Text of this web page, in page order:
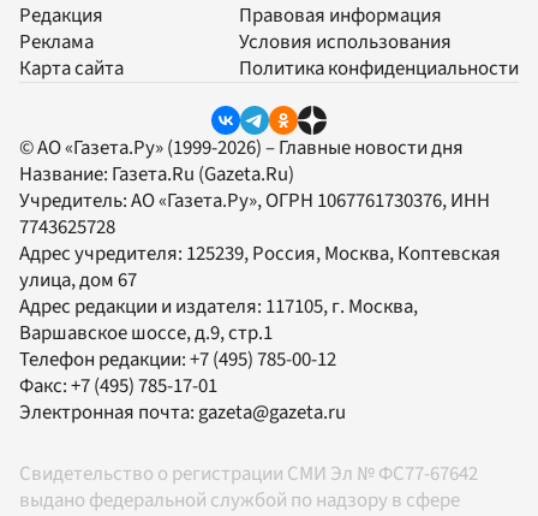
Редакция
Реклама
Карта сайта
Правовая информация
Условия использования
Политика конфиденциальности
© АО «Газета.Ру» (1999-2026) – Главные новости дня
Название: Газета.Ru (Gazeta.Ru)
Учредитель:АО «Газета.Ру», ОГРН 1067761730376, ИНН
7743625728
Адрес учредителя: 125239, Россия, Москва, Коптевская
улица, дом 67
Адрес редакции и издателя: 117105, г. Москва,
Варшавское шоссе, д.9, стр.1
Телефон редакции:+7 (495) 785-00-12
Факс:+7 (495) 785-17-01
Электронная почта:gazeta@gazeta.ru
Свидетельство о регистрации СМИ Эл № ФС77-67642
выдано федеральной службой по надзору в сфере